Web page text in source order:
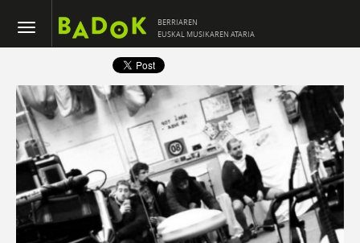
BERRIAREN
EUSKAL MUSIKAREN ATARIA